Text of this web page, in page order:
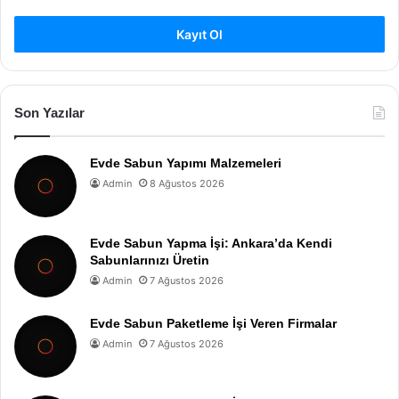
Kayıt Ol
Son Yazılar
Evde Sabun Yapımı Malzemeleri
Admin 8 Ağustos 2026
Evde Sabun Yapma İşi: Ankara’da Kendi
Sabunlarınızı Üretin
Admin 7 Ağustos 2026
Evde Sabun Paketleme İşi Veren Firmalar
Admin 7 Ağustos 2026